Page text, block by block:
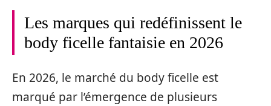
Les marques qui redéfinissent le
body ficelle fantaisie en 2026
En 2026, le marché du body ficelle est
marqué par l’émergence de plusieurs